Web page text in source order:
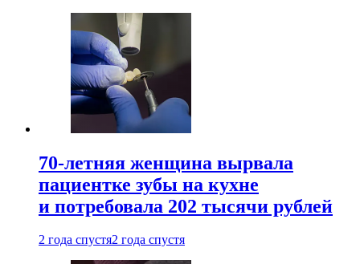
70-летняя женщина вырвала
пациентке зубы на кухне
и потребовала 202 тысячи рублей
2 года спустя2 года спустя